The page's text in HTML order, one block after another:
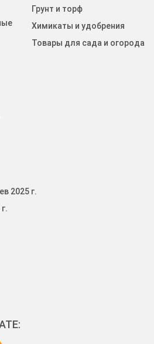
2025 г.
Грунт и торф
Химикаты и удобрения
Товары для сада и огорода